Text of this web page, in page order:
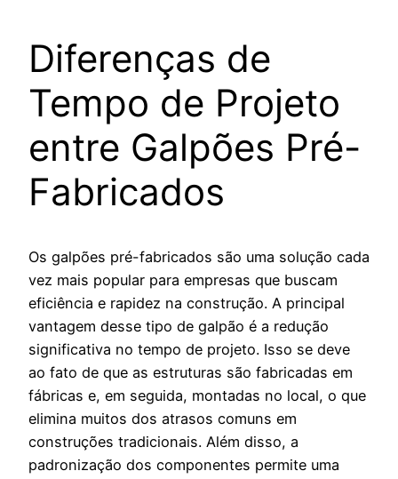
Diferenças de
Tempo de Projeto
entre Galpões Pré-
Fabricados
Os galpões pré-fabricados são uma solução cada
vez mais popular para empresas que buscam
eficiência e rapidez na construção. A principal
vantagem desse tipo de galpão é a redução
significativa no tempo de projeto. Isso se deve
ao fato de que as estruturas são fabricadas em
fábricas e, em seguida, montadas no local, o que
elimina muitos dos atrasos comuns em
construções tradicionais. Além disso, a
padronização dos componentes permite uma